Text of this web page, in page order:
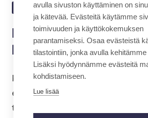
BLOGI 21.3.2020 | 7:42
Kuntoutusta
kriisitilanteen
Kela suosittaa korona-aikaan
etäkuntoutusta.
terapia on mahdollista
avulla sivuston käyttäminen on
ja kätevää. Evästeitä käytämme
toimivuuden ja käyttökokemuksen
parantamiseksi. Osaa evästeistä
tilastointiin, jonka avulla
Lisäksi hyödynnämme evästeitä
kohdistamiseen.
Lue lisää